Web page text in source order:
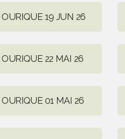
19 JUN 26
22 MAI 26
01 MAI 26